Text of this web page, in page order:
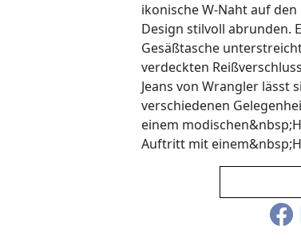
ikonische W-Naht auf
Design stilvoll abrunden.
Gesäßtasche
verdeckten
Jeans von Wrangler lässt
verschiedenen
einem
Auftritt mit